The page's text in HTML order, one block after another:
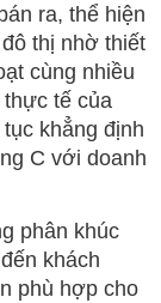
ra, thể hiện
thị nhờ thiết
cùng nhiều
tế của
khẳng định
C với doanh
phân khúc
khách
phù hợp cho